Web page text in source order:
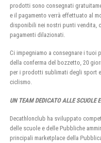
prodotti sono consegnati
e il pagamento verrà effettuato al
disponibili nei nostri punti vendita,
pagamenti dilazionati.
Ci impegniamo a consegnare i
della conferma del bozzetto, 20
per i prodotti sublimati degli sport
ciclismo.
UN TEAM DEDICATO ALLE SCUOLE
Decathlonclub ha sviluppato
delle scuole e delle Pubbliche
principali marketplace della